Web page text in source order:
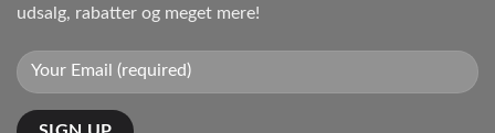
udsalg, rabatter og meget mere!